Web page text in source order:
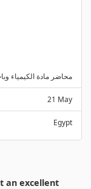
محاضر مادة الكيمياء
21 May
Egypt
an excellent